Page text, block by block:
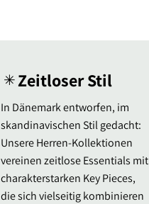
✳︎Zeitloser Stil
In Dänemark entworfen, im
skandinavischen Stil gedacht:
Unsere Herren-Kollektionen
vereinen zeitlose Essentials mit
charakterstarken Key Pieces,
die sich vielseitig kombinieren